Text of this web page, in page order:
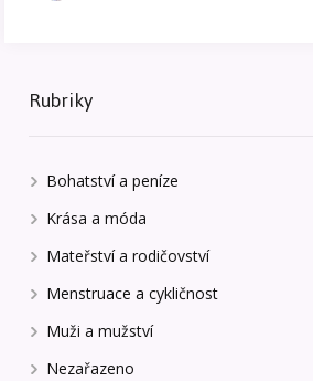
Rubriky
Bohatství a peníze
Krása a móda
Mateřství a rodičovství
Menstruace a cykličnost
Muži a mužství
Nezařazeno